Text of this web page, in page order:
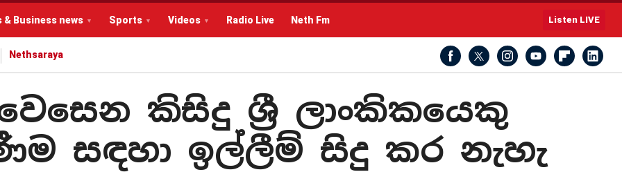
& Business news Sports Videos Radio Live Neth Fm Listen LIVE
Nethsaraya
වෙසෙන කිසිදු ශ්‍රී ලාංකිකයෙකු
සඳහා ඉල්ලීම් සිදු කර නැහැ